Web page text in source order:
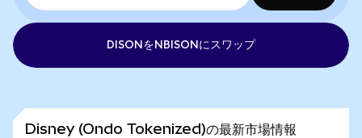
DISONをNBISONにスワップ
Disney (Ondo Tokenized)の最新市場情報